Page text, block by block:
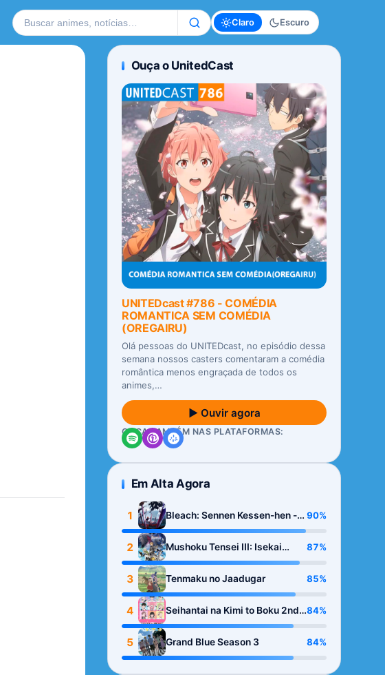
Buscar no site Claro Escuro
Ouça o UnitedCast
UNITEDcast #786 - COMÉDIA
ROMANTICA SEM COMÉDIA
(OREGAIRU)
Olá pessoas do UNITEDcast, no episódio dessa
semana nossos casters comentaram a comédia
romântica menos engraçada de todos os
animes,…
▶ Ouvir agora
OUÇA TAMBÉM NAS PLATAFORMAS:
Em Alta Agora
1
Bleach: Sennen Kessen-hen -
Kashin-tan
90%
2
Mushoku Tensei III: Isekai
Ittara Honki Dasu
87%
3 Tenmaku no Jaadugar 85%
4
Seihantai na Kimi to Boku 2nd
Season
84%
5 Grand Blue Season 3 84%